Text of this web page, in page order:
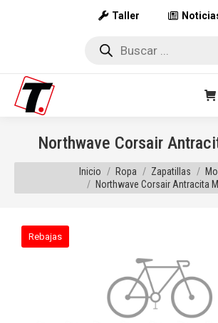
Taller
Búsqueda
Northwave Corsair
Estás aquí:
Inicio Ropa Zapatillas
Northwave Corsair Antracita
Rebajas